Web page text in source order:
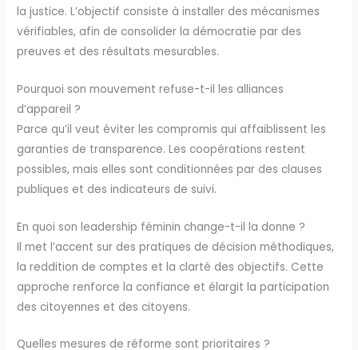
la justice. L’objectif consiste à installer des mécanismes
vérifiables, afin de consolider la démocratie par des
preuves et des résultats mesurables.
Pourquoi son mouvement refuse-t-il les alliances
d’appareil ?
Parce qu’il veut éviter les compromis qui affaiblissent les
garanties de transparence. Les coopérations restent
possibles, mais elles sont conditionnées par des clauses
publiques et des indicateurs de suivi.
En quoi son leadership féminin change-t-il la donne ?
Il met l’accent sur des pratiques de décision méthodiques,
la reddition de comptes et la clarté des objectifs. Cette
approche renforce la confiance et élargit la participation
des citoyennes et des citoyens.
Quelles mesures de réforme sont prioritaires ?